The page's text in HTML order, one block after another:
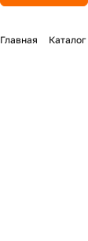
Главная Каталог